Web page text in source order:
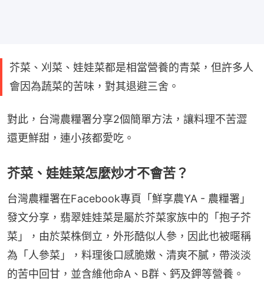
芥菜、刈菜、娃娃菜都是相當營養的青菜，但許多人
會因為蔬菜的苦味，對其退避三舍。
對此，台灣農糧署分享2個簡單方法，讓料理不苦澀
還更鮮甜，連小孩都愛吃。
芥菜、娃娃菜怎麼炒才不會苦？
台灣農糧署在Facebook專頁「鮮享農YA - 農糧署」
發文分享，翡翠娃娃菜是屬於芥菜家族中的「抱子芥
菜」，由於菜株倒立，外形酷似人參，因此也被暱稱
為「人參菜」，料理後口感脆嫩、清爽不膩，帶淡淡
的苦中回甘，並含維他命A、B群、鈣及鉀等營養。